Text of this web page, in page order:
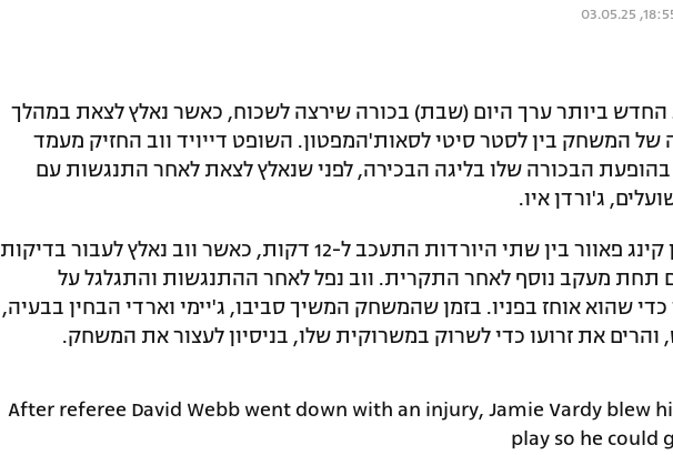
החדש ביותר ערך היום (שבת) בכורה שירצה לשכוח, כאשר נאלץ לצאת במהלך
המשחק בין לסטר סיטי לסאות'המפטון. השופט דייויד ווב החזיק מעמד
25 דקות בהופעת הבכורה שלו בליגה הבכירה, לפני שנאלץ לצאת לאחר התנגשות עם
ג'ורדן איו.
המשחק באצטדיון קינג פאוור בין שתי היורדות התעכב ל-12 דקות, כאשר ווב נאלץ לעבור בדיקות
תחת מעקב נוסף לאחר התקרית. ווב נפל לאחר ההתנגשות והתגלגל על
שהוא אוחז בפניו. בזמן שהמשחק המשיך סביבו, ג'יימי וארדי הבחין בבעיה,
את זרועו כדי לשרוק במשרוקית שלו, בניסיון לעצור את המשחק.
After referee David Webb went down with an injury, Jamie Vardy blew
play so he could